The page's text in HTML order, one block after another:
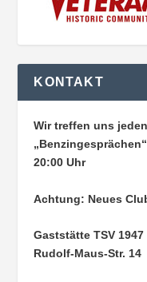
KONTAKT
Wir treffen uns
20:00 Uhr
Achtung: Neues
Gaststätte TSV
Rudolf-Maus-Str. 14